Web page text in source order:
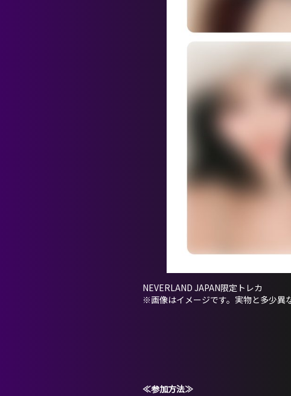
NEVERLAND JAPAN限定トレカ
※画像はイメージです。実物と多少異
≪参加方法≫